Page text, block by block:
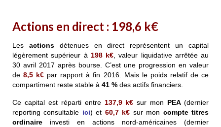
Actions en direct : 198,6 k€
Les actionsdétenues en direct représentent un capital
légèrement supérieur à 198 k€ , valeur liquidative arrêtée au
30 avril 2017 après bourse
C’est une progression en valeur
de8,5 k€ par rapport à fin 2016. Mais le poids relatif de ce
compartiment reste stable à 41 % des actifs financiers.
Ce capital est réparti entre 137,9 k€sur mon PEA(dernier
reporting consultable ici) et 60,7 k€ sur mon compte titres
ordinaire investi en actions nord-américaines (dernier